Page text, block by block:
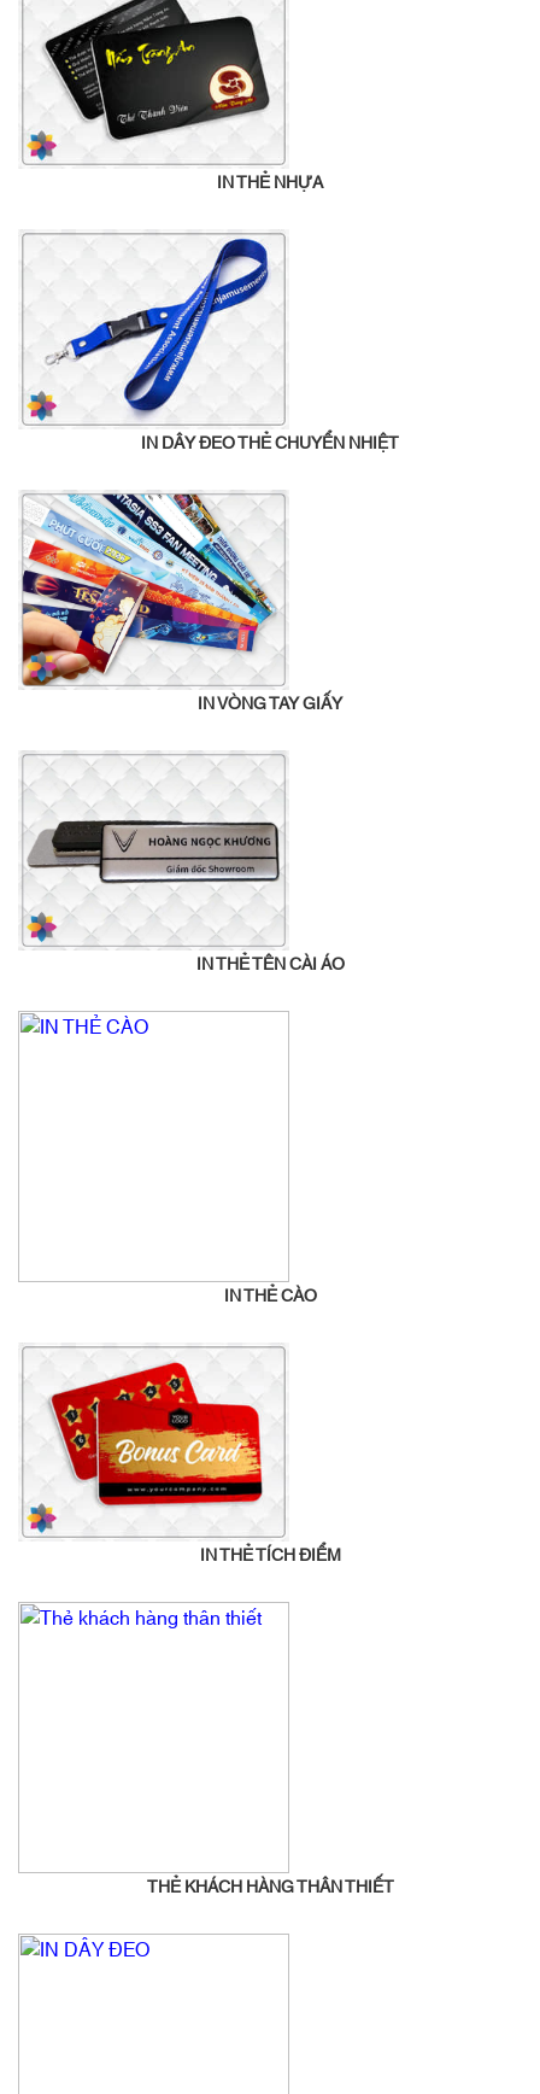
IN THẺ NHỰA
IN DÂY ĐEO THẺ CHUYỂN NHIỆT
IN VÒNG TAY GIẤY
IN THẺ TÊN CÀI ÁO
IN THẺ CÀO
IN THẺ TÍCH ĐIỂM
THẺ KHÁCH HÀNG THÂN THIẾT